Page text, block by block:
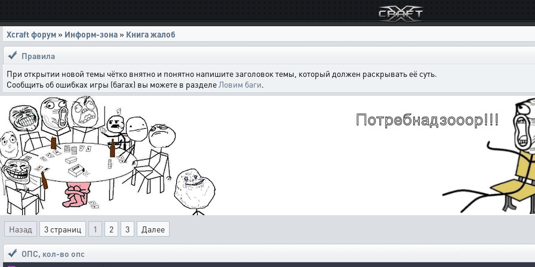
Xcraft форум » Информ-зона » Книга жалоб
Правила
При открытии новой темы чётко внятно и понятно напишите заголовок темы, который должен раскрывать её суть.
Сообщить об ошибках игры (багах) вы можете в разделе Ловим баги.
Назад 3 страниц 1 2 3 Далее
ОПС, кол-во опс